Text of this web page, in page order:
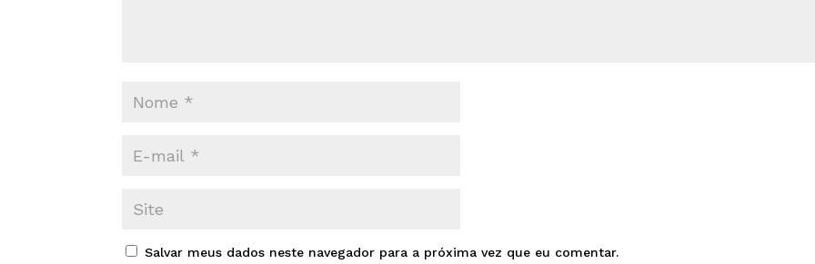
Salvar meus dados neste navegador para a próxima vez que eu comentar.